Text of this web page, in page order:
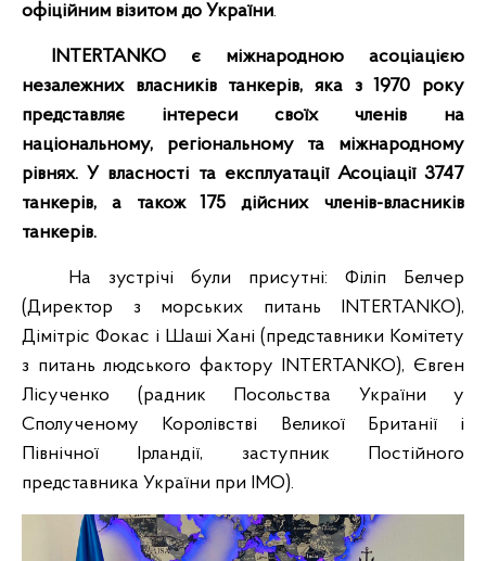
офіційним візитом до України.
INTERTANKO є міжнародною асоціацією
незалежних власників танкерів, яка з 1970 року
представляє інтереси своїх членів на
національному, регіональному та міжнародному
рівнях. У власності та експлуатації Асоціації 3747
танкерів, а також 175 дійсних членів-власників
танкерів.
На зустрічі були присутні: Філіп Белчер
(Директор з морських питань INTERTANKO),
Дімітріс Фокас і Шаші Хані (представники Комітету
з питань людського фактору INTERTANKO), Євген
Лісученко (радник Посольства України у
Сполученому Королівстві Великої Британії і
Північної Ірландії, заступник Постійного
представника України при IMO).